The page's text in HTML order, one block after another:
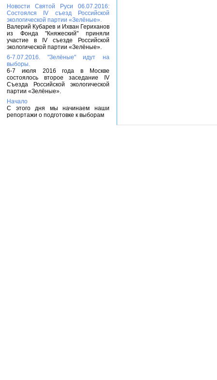
Новости Святой Руси 06.07.2016:
Состоялся IV съезд Российской
экологической партии «Зелёные».
Валерий Кубарев и Ихван Гериханов
из Фонда "Княжеский" приняли
участие в IV съезде Российской
экологической партии «Зелёные».
6-7.07.2016. "Зелёные" идут на
выборы.
6-7 июля 2016 года в Москве
состоялось второе заседание IV
Съезда Российской экологической
партии «Зелёные».
Начало
С этого дня мы начинаем наши
репортажи о подготовке к выборам